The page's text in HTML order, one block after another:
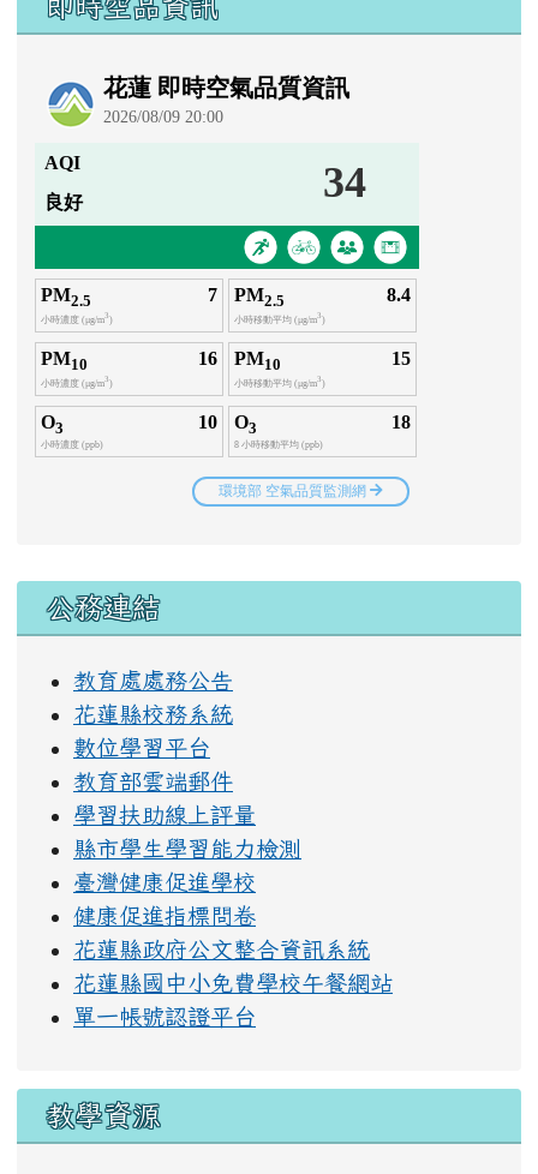
即時空品資訊
右邊區域內容
公務連結
教育處處務公告
花蓮縣校務系統
數位學習平台
教育部雲端郵件
學習扶助線上評量
縣市學生學習能力檢測
臺灣健康促進學校
健康促進指標問卷
花蓮縣政府公文整合資訊系統
花蓮縣國中小免費學校午餐網站
單一帳號認證平台
教學資源